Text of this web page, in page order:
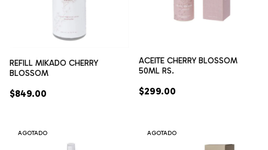
REFILL MIKADO CHERRY
BLOSSOM
$849.00
ACEITE CHERRY BLOSSOM
50ML RS.
$299.00
AGOTADO AGOTADO